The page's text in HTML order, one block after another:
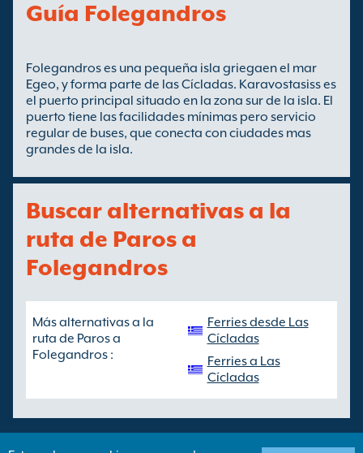
Guía Folegandros
Folegandros es una pequeña isla griegaen el mar
Egeo, y forma parte de las Cícladas. Karavostasiss es
el puerto principal situado en la zona sur de la isla. El
puerto tiene las facilidades mínimas pero servicio
regular de buses, que conecta con ciudades mas
grandes de la isla.
Buscar alternativas a la
ruta de Paros a
Folegandros
Más alternativas a la
ruta de Paros a
Folegandros :
Ferries desde Las
Cícladas
Ferries a Las
Cícladas